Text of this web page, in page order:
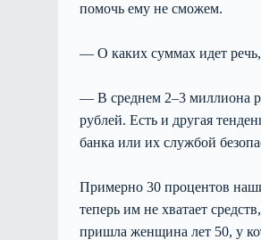
помочь ему не сможем.
— О каких суммах идет речь,
— В среднем 2–3 миллиона
рублей. Есть и другая
банка или их службой
Примерно 30 процентов
теперь им не хватает
пришла женщина лет 50, у